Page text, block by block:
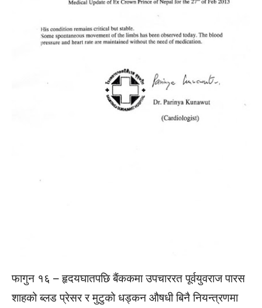
फागुन १६ – हृदयघातपछि बैंककमा उपचाररत पूर्वयुवराज पारस
शाहको ब्लड प्रेसर र मुटुको धड्कन औषधी बिनै नियन्त्रणमा